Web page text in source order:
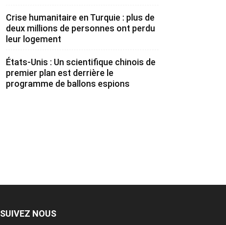
Crise humanitaire en Turquie : plus de
deux millions de personnes ont perdu
leur logement
États-Unis : Un scientifique chinois de
premier plan est derrière le
programme de ballons espions
SUIVEZ NOUS